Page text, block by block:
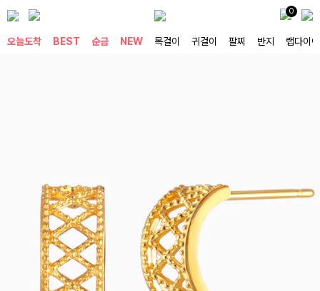
0
오늘도착 BEST 순금 NEW 목걸이 귀걸이 팔찌 반지 랩다이아